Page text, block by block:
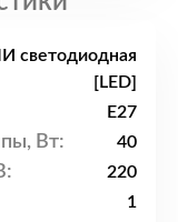
светодиодная
[LED]
E27
Вт: 40
220
1